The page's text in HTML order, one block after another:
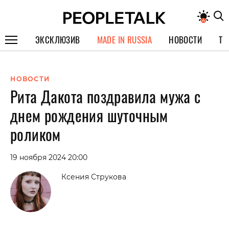
ЭКСКЛЮЗИВ
СПЕЦПРОЕКТЫ
ИНТЕРВЬЮ
ПОКОЛЕНИЕ
MADE IN RUSSIA НОВОСТИ
НОВОСТИ
Рита Дакота поздравила мужа с
днем рождения шуточным
роликом
19 ноября 2024 20:00
Ксения Струкова